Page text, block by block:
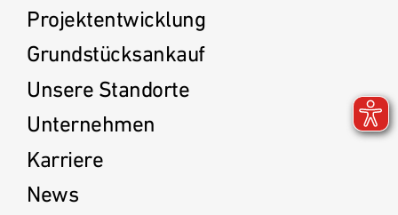
Projektentwicklung
Grundstücksankauf
Unsere Standorte
Unternehmen
Karriere
News